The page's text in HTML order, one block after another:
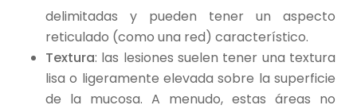
delimitadas y pueden tener un aspecto
reticulado (como una red) característico.
Textura: las lesiones suelen tener una textura
lisa o ligeramente elevada sobre la superficie
de la mucosa. A menudo, estas áreas no